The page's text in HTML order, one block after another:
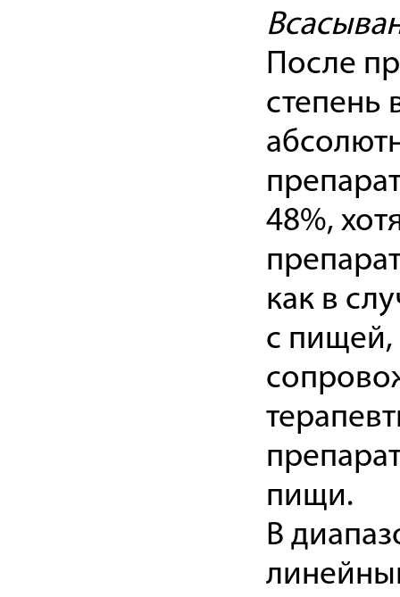
После
степень
48%,
как в
с пищей,
пищи.
В